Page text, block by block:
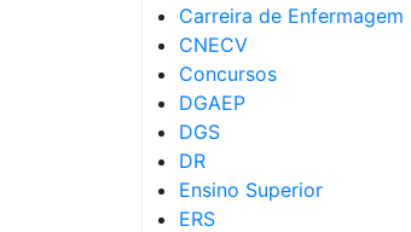
Carreira de Enfermagem
CNECV
Concursos
DGAEP
DGS
DR
Ensino Superior
ERS